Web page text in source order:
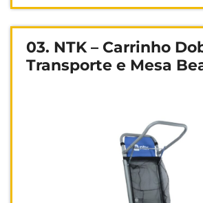
03. NTK – Carrinho
Transporte e Mesa